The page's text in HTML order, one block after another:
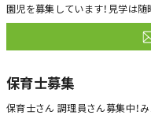
園児を募集しています！ 見学は随
保育士募集
保育士さん 調理員さん募集中！